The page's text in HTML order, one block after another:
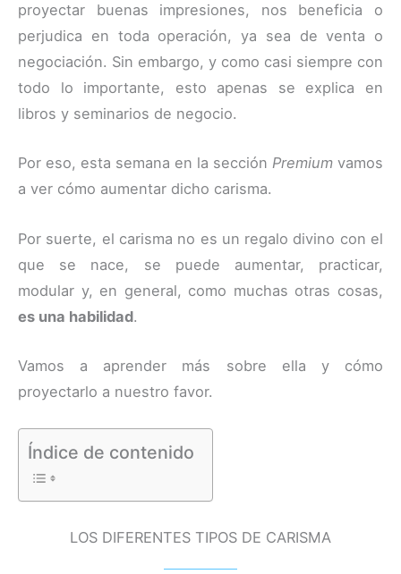
proyectar buenas impresiones, nos beneficia o
perjudica en toda operación, ya sea de venta o
negociación. Sin embargo, y como casi siempre con
todo lo importante, esto apenas se explica en
libros y seminarios de negocio.
Por eso, esta semana en la sección Premium vamos
a ver cómo aumentar dicho carisma.
Por suerte, el carisma no es un regalo divino con el
que se nace, se puede aumentar, practicar,
modular y, en general, como muchas otras cosas,
es una habilidad.
Vamos a aprender más sobre ella y cómo
proyectarlo a nuestro favor.
Índice de contenido
LOS DIFERENTES TIPOS DE CARISMA